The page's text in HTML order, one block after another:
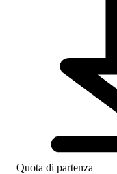
Quota di partenza